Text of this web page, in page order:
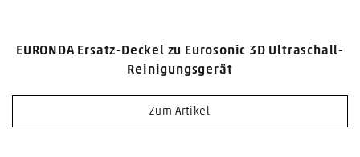
EURONDA Ersatz-Deckel zu Eurosonic 3D Ultraschall-
Reinigungsgerät
Zum Artikel